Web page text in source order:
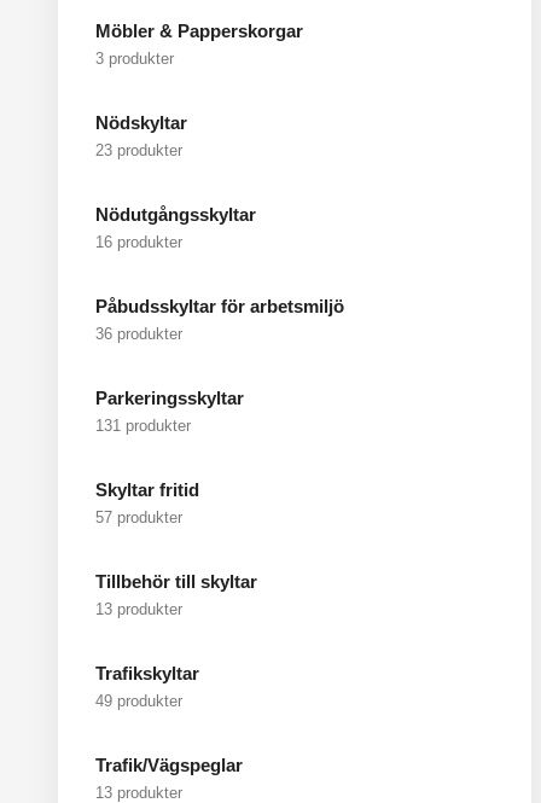
Möbler & Papperskorgar
3 produkter
Nödskyltar
23 produkter
Nödutgångsskyltar
16 produkter
Påbudsskyltar för arbetsmiljö
36 produkter
Parkeringsskyltar
131 produkter
Skyltar fritid
57 produkter
Tillbehör till skyltar
13 produkter
Trafikskyltar
49 produkter
Trafik/Vägspeglar
13 produkter